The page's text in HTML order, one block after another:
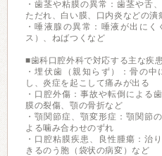
・歯茎や粘膜の異常：歯茎や舌
ただれ、白い膜、口内炎などの潰
・唾液腺の異常：唾液が出に
ス）、ねばつくなど
■歯科口腔外科で対応する主な疾患
・埋伏歯（親知らず）：骨の
し、炎症を起こして痛みが出る
・口腔外傷：事故や転倒による
膜の裂傷、顎の骨折など
・顎関節症、顎変形症：顎関節
よる噛み合わせのずれ
・口腔粘膜疾患、良性腫瘍：治
きるのう胞（袋状の病変）など